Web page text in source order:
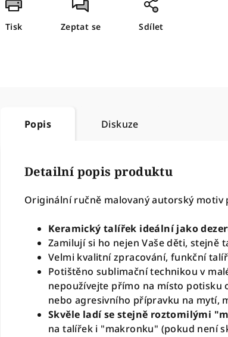
Tisk Zeptat se Sdílet
Popis Diskuze
Detailní popis produktu
Originální ručně malovaný autorský
Keramický talířek ideální jako
Zamilují si ho nejen Vaše děti,
Velmi kvalitní zpracování, funkční
Potištěno sublimační technikou v
nepoužívejte přímo na místo potisku
nebo agresivního přípravku na mytí,
Skvěle ladí se stejně roztomilými
na talířek i "makronku" (pokud není